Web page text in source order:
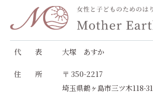
代 表 大塚 あすか
住 所
〒 350-2217
埼玉県鶴ヶ島市三ツ木118-31